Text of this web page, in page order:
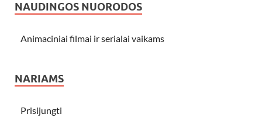
NAUDINGOS NUORODOS
Animaciniai filmai ir serialai vaikams
NARIAMS
Prisijungti